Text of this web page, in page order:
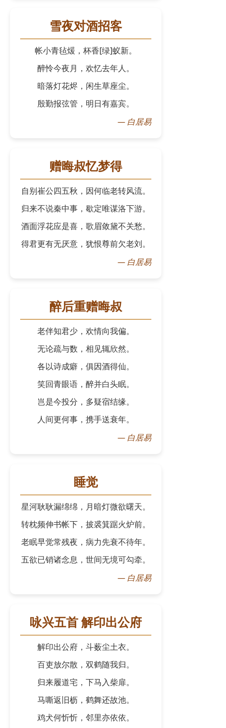
雪夜对酒招客
帐小青毡煖，杯香[绿]蚁新。
醉怜今夜月，欢忆去年人。
暗落灯花烬，闲生草座尘。
殷勤报弦管，明日有嘉宾。
— 白居易
赠晦叔忆梦得
自别崔公四五秋，因何临老转风流。
归来不说秦中事，歇定唯谋洛下游。
酒面浮花应是喜，歌眉敛黛不关愁。
得君更有无厌意，犹恨尊前欠老刘。
— 白居易
醉后重赠晦叔
老伴知君少，欢情向我偏。
无论疏与数，相见辄欣然。
各以诗成癖，俱因酒得仙。
笑回青眼语，醉并白头眠。
岂是今投分，多疑宿结缘。
人间更何事，携手送衰年。
— 白居易
睡觉
星河耿耿漏绵绵，月暗灯微欲曙天。
转枕频伸书帐下，披裘箕踞火炉前。
老眠早觉常残夜，病力先衰不待年。
五欲已销诸念息，世间无境可勾牵。
— 白居易
咏兴五首 解印出公府
解印出公府，斗薮尘土衣。
百吏放尔散，双鹤随我归。
归来履道宅，下马入柴扉。
马嘶返旧枥，鹤舞还故池。
鸡犬何忻忻，邻里亦依依。